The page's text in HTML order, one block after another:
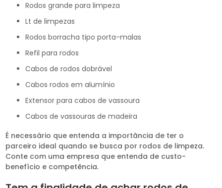
rodos grande para limpeza
lt de limpezas
rodos borracha tipo porta-malas
refil para rodos
cabos de rodos dobrável
cabos rodos em alumínio
extensor para cabos de vassoura
cabos de vassouras de madeira
É necessário que entenda a importância de ter o
parceiro ideal quando se busca por rodos de limpeza.
Conte com uma empresa que entenda de custo-
benefício e competência.